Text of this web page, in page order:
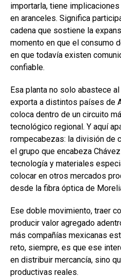
importarla, tiene
en aranceles. Significa
cadena que sostiene la
momento en que el consumo
en que todavía existen
confiable.
Esa planta no solo abastece
exporta a distintos países de
coloca dentro de un circuito
tecnológico regional. Y aquí
rompecabezas: la división de
el grupo que encabeza
tecnología y materiales
colocar en otros mercados
desde la fibra óptica de
Ese doble movimiento, traer
producir valor agregado
más compañías mexicanas
reto, siempre, es que ese
en distribuir mercancía, sino
productivas reales.